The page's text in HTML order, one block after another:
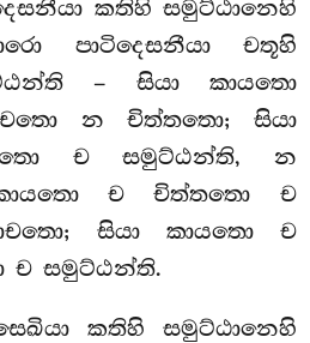
කතිහි සමුට්ඨානෙහි
පාටිදෙසනීයා චතූහි
– සියා කායතො
න චිත්තතො; සියා
ච සමුට්ඨන්ති, න
ච චිත්තතො ච
සියා කායතො ච
ච සමුට්ඨන්ති.
කතිහි සමුට්ඨානෙහි